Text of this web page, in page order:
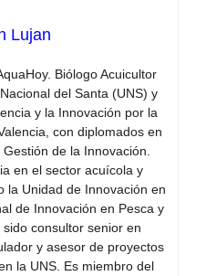
Lujan
Biólogo Acuicultor
del Santa (UNS) y
y la Innovación por la
con diplomados en
de la Innovación.
en el sector acuícola y
la Unidad de Innovación en
de Innovación en Pesca y
consultor senior en
y asesor de proyectos
la UNS. Es miembro del